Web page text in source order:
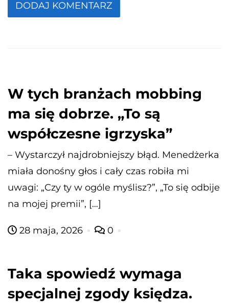
W tych branżach mobbing
ma się dobrze. „To są
współczesne igrzyska”
– Wystarczył najdrobniejszy błąd. Menedżerka
miała donośny głos i cały czas robiła mi
uwagi: „Czy ty w ogóle myślisz?”, „To się odbije
na mojej premii”, […]
28 maja, 2026 0
Taka spowiedź wymaga
specjalnej zgody księdza.